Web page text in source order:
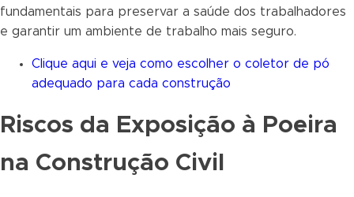
fundamentais para preservar a saúde dos trabalhadores
e garantir um ambiente de trabalho mais seguro.
Clique aqui e veja como escolher o coletor de pó
adequado para cada construção
Riscos da Exposição à Poeira
na Construção Civil